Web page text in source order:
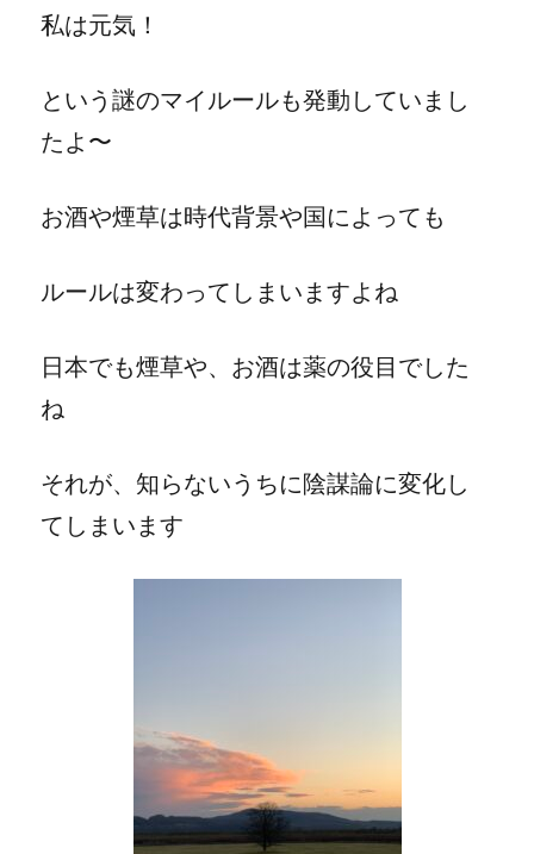
私は元気！
という謎のマイルールも発動していまし
たよ〜
お酒や煙草は時代背景や国によっても
ルールは変わってしまいますよね
日本でも煙草や、お酒は薬の役目でした
ね
それが、知らないうちに陰謀論に変化し
てしまいます